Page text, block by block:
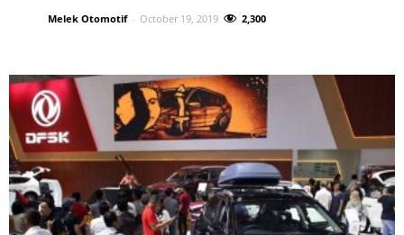
Melek Otomotif - October 19, 2019 2,300